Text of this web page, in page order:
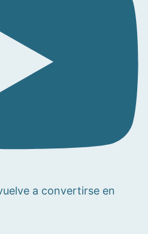
a convertirse en